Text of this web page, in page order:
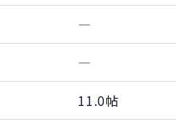
―
―
11.0帖